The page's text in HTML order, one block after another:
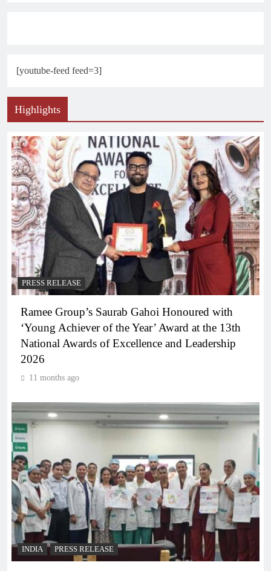
[youtube-feed feed=3]
Highlights
PRESS RELEASE
Ramee Group’s Saurab Gahoi Honoured with
‘Young Achiever of the Year’ Award at the 13th
National Awards of Excellence and Leadership
2026
11 months ago
INDIA PRESS RELEASE